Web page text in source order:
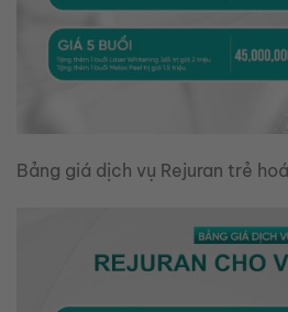
Bảng giá dịch vụ Rejuran trẻ